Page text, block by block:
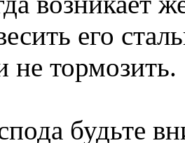
его
не тормозить.
будьте